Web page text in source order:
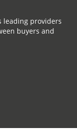
leading providers
buyers and